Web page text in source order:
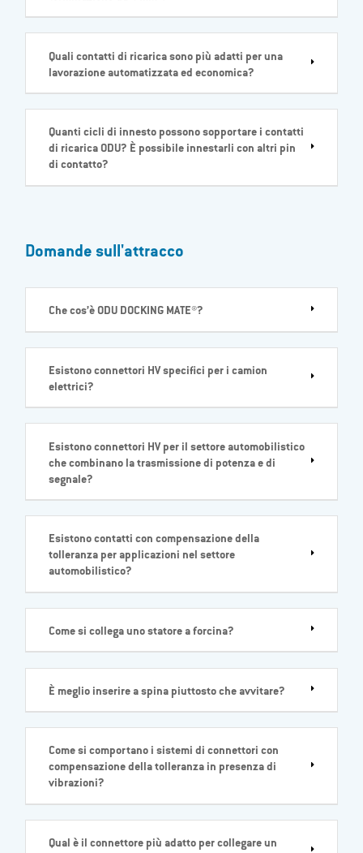
Quali contatti di ricarica sono più adatti per una
lavorazione automatizzata ed economica?
Quanti cicli di innesto possono sopportare i contatti
di ricarica ODU? È possibile innestarli con altri pin
di contatto?
Domande sull'attracco
Che cos’è ODU DOCKING MATE®?
Esistono connettori HV specifici per i camion
elettrici?
Esistono connettori HV per il settore automobilistico
che combinano la trasmissione di potenza e di
segnale?
Esistono contatti con compensazione della
tolleranza per applicazioni nel settore
automobilistico?
Come si collega uno statore a forcina?
È meglio inserire a spina piuttosto che avvitare?
Come si comportano i sistemi di connettori con
compensazione della tolleranza in presenza di
vibrazioni?
Qual è il connettore più adatto per collegare un